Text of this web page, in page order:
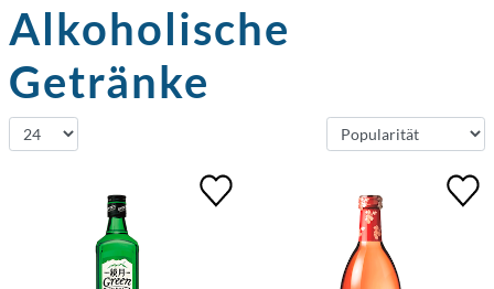
Alkoholische
Getränke